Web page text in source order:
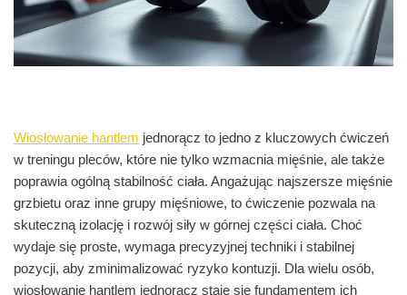
Wiosłowanie hantlem jednorącz to jedno z kluczowych ćwiczeń
w treningu pleców, które nie tylko wzmacnia mięśnie, ale także
poprawia ogólną stabilność ciała. Angażując najszersze mięśnie
grzbietu oraz inne grupy mięśniowe, to ćwiczenie pozwala na
skuteczną izolację i rozwój siły w górnej części ciała. Choć
wydaje się proste, wymaga precyzyjnej techniki i stabilnej
pozycji, aby zminimalizować ryzyko kontuzji. Dla wielu osób,
wiosłowanie hantlem jednorącz staje się fundamentem ich